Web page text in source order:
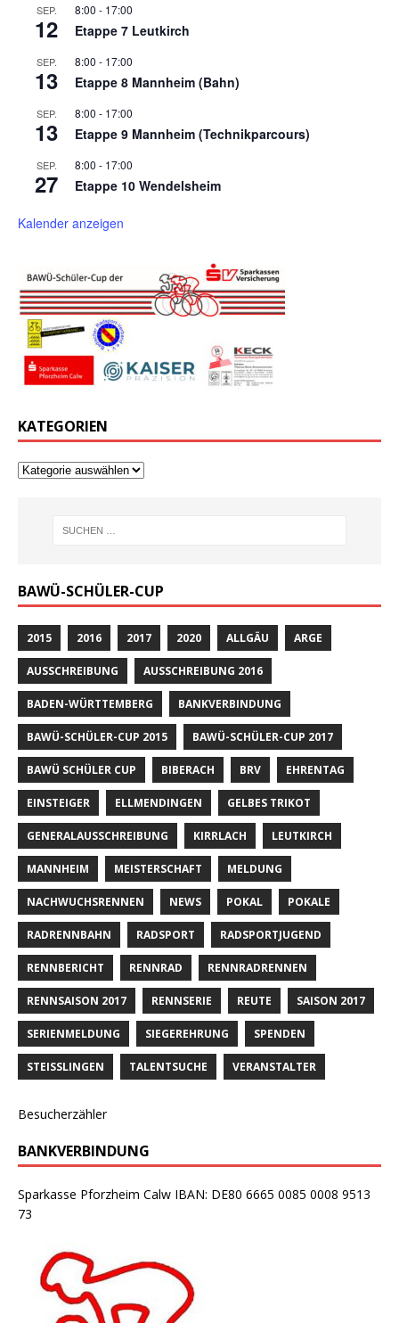
SEP.
12
8:00 - 17:00
Etappe 7 Leutkirch
SEP.
13
8:00 - 17:00
Etappe 8 Mannheim (Bahn)
SEP.
13
8:00 - 17:00
Etappe 9 Mannheim (Technikparcours)
SEP.
27
8:00 - 17:00
Etappe 10 Wendelsheim
Kalender anzeigen
KATEGORIEN
BAWÜ-SCHÜLER-CUP
2015 2016 2017 2020 ALLGÄU ARGE
AUSSCHREIBUNG AUSSCHREIBUNG 2016
BADEN-WÜRTTEMBERG BANKVERBINDUNG
BAWÜ-SCHÜLER-CUP 2015 BAWÜ-SCHÜLER-CUP 2017
BAWÜ SCHÜLER CUP BIBERACH BRV EHRENTAG
EINSTEIGER ELLMENDINGEN GELBES TRIKOT
GENERALAUSSCHREIBUNG KIRRLACH LEUTKIRCH
MANNHEIM MEISTERSCHAFT MELDUNG
NACHWUCHSRENNEN NEWS POKAL POKALE
RADRENNBAHN RADSPORT RADSPORTJUGEND
RENNBERICHT RENNRAD RENNRADRENNEN
RENNSAISON 2017 RENNSERIE REUTE SAISON 2017
SERIENMELDUNG SIEGEREHRUNG SPENDEN
STEISSLINGEN TALENTSUCHE VERANSTALTER
Besucherzähler
BANKVERBINDUNG
Sparkasse Pforzheim Calw IBAN: DE80 6665 0085 0008 9513
73